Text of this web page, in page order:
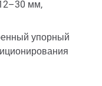
мм,
упорный